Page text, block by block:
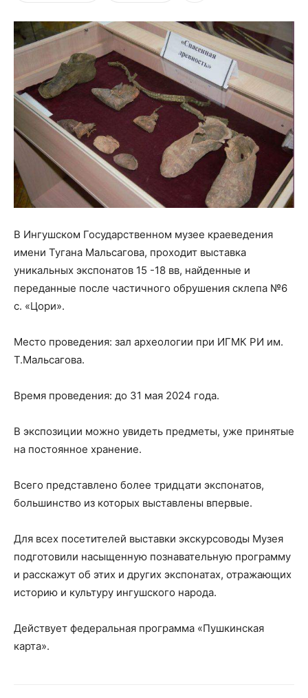
В Ингушском Государственном музее краеведения
имени Тугана Мальсагова, проходит выставка
уникальных экспонатов 15 -18 вв, найденные и
переданные после частичного обрушения склепа №6
с. «Цори».
Место проведения: зал археологии при ИГМК РИ им.
Т.Мальсагова.
Время проведения: до 31 мая 2024 года.
В экспозиции можно увидеть предметы, уже принятые
на постоянное хранение.
Всего представлено более тридцати экспонатов,
большинство из которых выставлены впервые.
Для всех посетителей выставки экскурсоводы Музея
подготовили насыщенную познавательную программу
и расскажут об этих и других экспонатах, отражающих
историю и культуру ингушского народа.
Действует федеральная программа «Пушкинская
карта».